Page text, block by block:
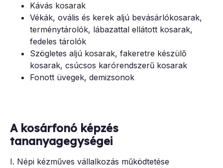
Kávás kosarak
Vékák, ovális és kerek aljú bevásárlókosarak,
terménytárolók, lábazattal ellátott kosarak,
fedeles tárolók
Szögletes aljú kosarak, fakeretre készülő
kosarak, csúcsos karórendszerű kosarak
Fonott üvegek, demizsonok
A kosárfonó képzés
tananyagegységei
I. Népi kézműves vállalkozás működtetése